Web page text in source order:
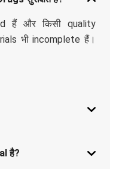
हैं और किसी quality
भी incomplete हैं।
है?